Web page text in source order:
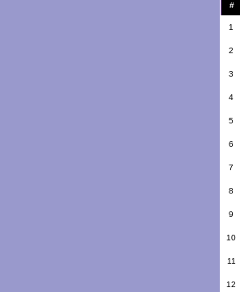
#
1
2
3
4
5
6
7
8
9
10
11
12